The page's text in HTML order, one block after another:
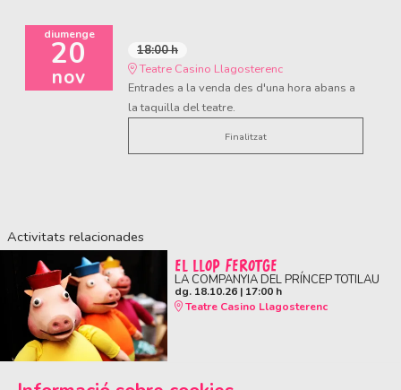
diumenge
20
nov
18:00 h
Teatre Casino Llagosterenc
Entrades a la venda des d'una hora abans a
la taquilla del teatre.
Finalitzat
Activitats relacionades
EL LLOP FEROTGE
LA COMPANYIA DEL PRÍNCEP TOTILAU
dg. 18.10.26| 17:00 h
Teatre Casino Llagosterenc